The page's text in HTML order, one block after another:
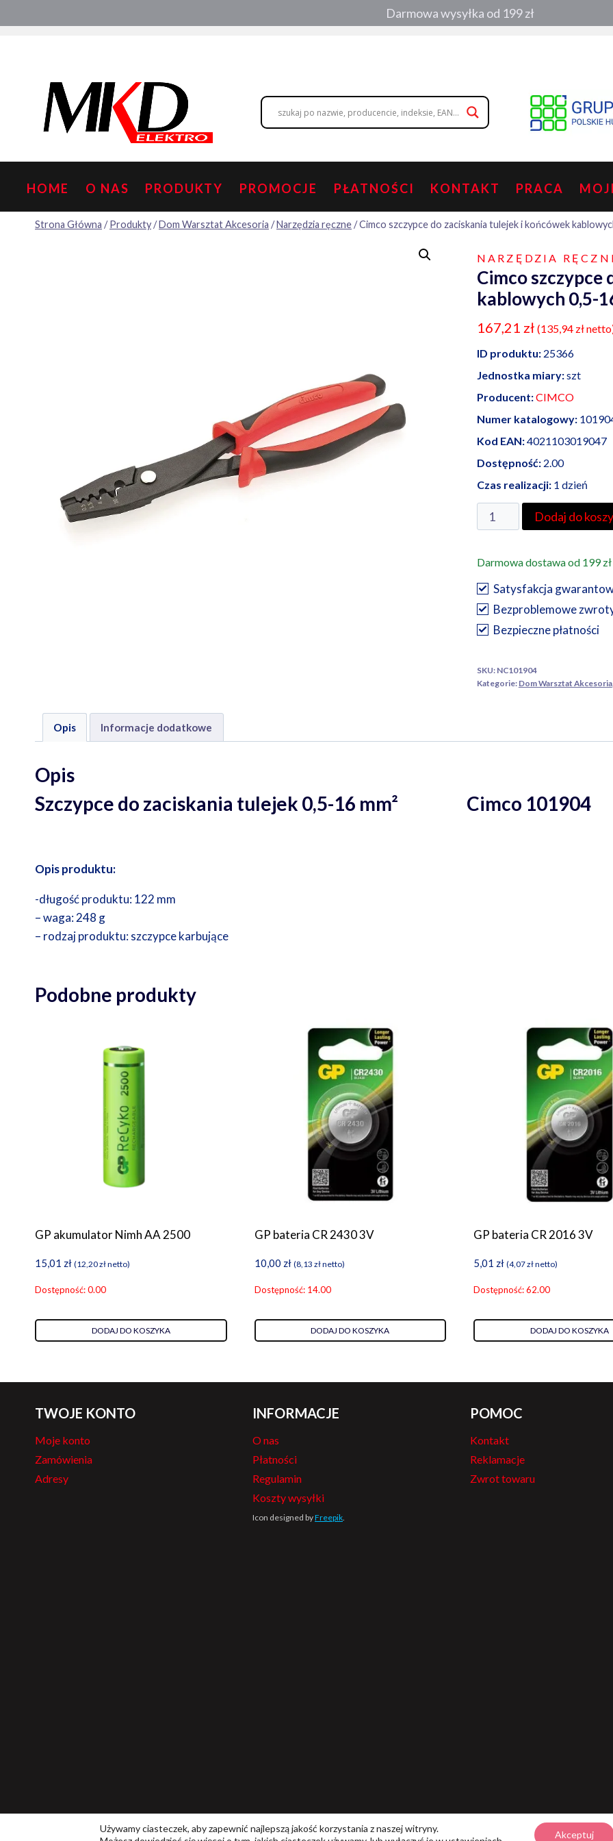
do
Doradztwo, zamówienia telefoniczne: 508 053 391 ,508 686 242
HOME O NAS PRODUKTY PROMOCJE PŁATNOŚCI KONTAKT PRACA
Strona Główna / Produkty/Dom Warsztat Akcesoria /Narzędzia ręczne/Cimco szczypce do zaciskania tulejek i końcówek
NARZĘDZIA
Cimco szczypce
kablowych 0,5-
167,21 zł (135,94 zł
ID produktu:25366
Jednostka miary:szt
Producent:CIMCO
Numer katalogowy:
Kod EAN:4021103019047
Dostępność:2.00
Czas realizacji:1 dzień
ilość
Cimco
do
zaciskania
tulejek
i
końcówek
0,5-
Dodaj do
Darmowa dostawa od 199 zł
Satysfakcja
Bezproblemowe
Bezpieczne płatności
SKU: NC101904
Kategorie: Dom Warsztat Akcesoria,
Opis Informacje dodatkowe
Opis
Szczypce do zaciskania tulejek 0,5-16 mm² Cimco 101904
Opis produktu:
-długość produktu: 122 mm
– waga: 248 g
– rodzaj produktu: szczypce karbujące
Podobne produkty
GP akumulator Nimh AA 2500
15,01 zł (12,20złnetto)
Dostępność: 0.00
DODAJ DO KOSZYKA
GP bateria CR 2430 3V
10,00 zł (8,13 złnetto)
Dostępność: 14.00
DODAJ DO KOSZYKA
GP bateria CR 2016 3V
5,01 zł (4,07złnetto)
Dostępność: 62.00
DODAJ DO KOSZYKA
TWOJE KONTO
Moje konto
Zamówienia
Adresy
INFORMACJE
O nas
Płatności
Regulamin
Koszty wysyłki
Icon designed byFreepik
POMOC
Kontakt
Reklamacje
Zwrot towaru
Używamy ciasteczek, aby zapewnić najlepszą jakość korzystania z naszej witryny.
Akceptuj
Darmowa wysyłka od 199 zł